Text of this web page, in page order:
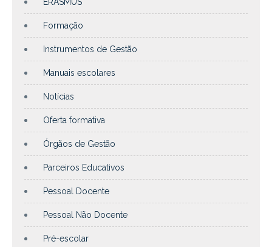
Formação
Instrumentos de Gestão
Manuais escolares
Notícias
Oferta formativa
Órgãos de Gestão
Parceiros Educativos
Pessoal Docente
Pessoal Não Docente
Pré-escolar